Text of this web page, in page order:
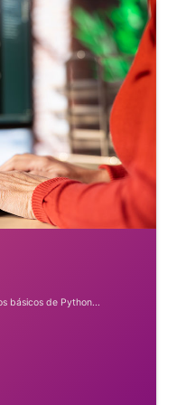
básicos de Python...